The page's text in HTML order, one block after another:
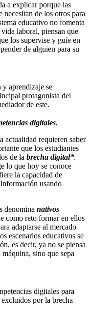
a explicar porque las
necesitan de los otros para
educativo no fomenta
laboral, piensan que
los supervise y guíe en
de alguien para su
y aprendizaje se
protagonista del
de este.
digitales.
actualidad requieren saber
que los estudiantes
de la brecha digital*.
lo que hoy se conoce
la capacidad de
usando
denomina nativos
como reto formar en ellos
adaptarse al mercado
escenarios educativos se
es decir, ya no se piensa
sino que sepa
digitales para
por la brecha